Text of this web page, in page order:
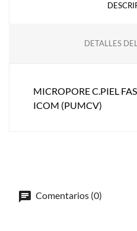
DETALLES
MICROPORE C.PIEL
ICOM (PUMCV)
Comentarios (0)